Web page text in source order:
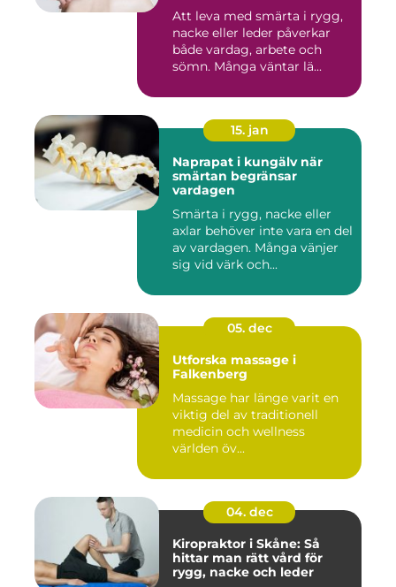
Att leva med smärta i rygg,
nacke eller leder påverkar
både vardag, arbete och
sömn. Många väntar lä...
15. jan
Naprapat i kungälv när
smärtan begränsar
vardagen
Smärta i rygg, nacke eller
axlar behöver inte vara en del
av vardagen. Många vänjer
sig vid värk och...
05. dec
Utforska massage i
Falkenberg
Massage har länge varit en
viktig del av traditionell
medicin och wellness
världen öv...
04. dec
Kiropraktor i Skåne: Så
hittar man rätt vård för
rygg, nacke och leder